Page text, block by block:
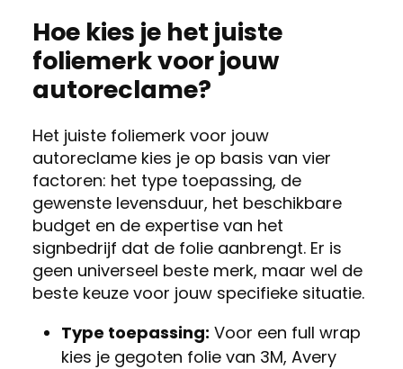
Hoe kies je het juiste
foliemerk voor jouw
autoreclame?
Het juiste foliemerk voor jouw
autoreclame kies je op basis van vier
factoren: het type toepassing, de
gewenste levensduur, het beschikbare
budget en de expertise van het
signbedrijf dat de folie aanbrengt. Er is
geen universeel beste merk, maar wel de
beste keuze voor jouw specifieke situatie.
Type toepassing: Voor een full wrap
kies je gegoten folie van 3M, Avery